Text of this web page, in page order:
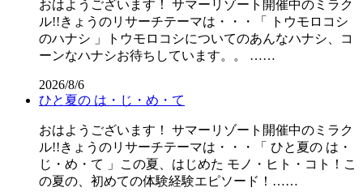
おはようございます！ サマーリゾート開催中のミラク
ル!!きょうのリサーチテーマは・・・「 トウモロコシ
のハナシ 」トウモロコシについてのあんなハナシ、コ
ーンなハナシお待ちしています。。 ……
2026/8/6
ひと夏の は・じ・め・て
おはようございます！ サマーリゾート開催中のミラク
ル!!きょうのリサーチテーマは・・・「 ひと夏の は・
じ・め・て 」この夏、はじめた モノ・ヒト・コト！こ
の夏の、初めての体験経験エピソード！……